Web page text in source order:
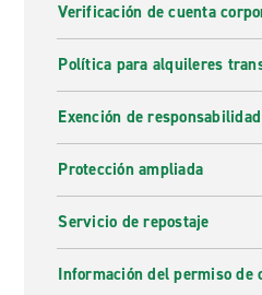
Verificación de cuenta
Política para alquileres
Exención de
Protección ampliada
Servicio de repostaje
Información del permiso de